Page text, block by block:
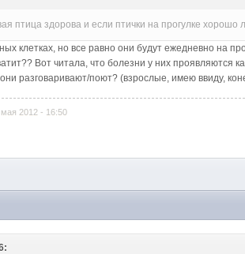
птица здорова и если птички на прогулке хорошо
клетках, но все равно они будут ежедневно на
Вот читала, что болезни у них проявляются
разговаривают/поют? (взрослые, имею ввиду,
2012 - 16:50